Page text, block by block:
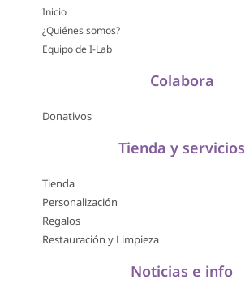
Inicio
¿Quiénes somos?
Equipo de I-Lab
Colabora
Donativos
Tienda y servicios
Tienda
Personalización
Regalos
Restauración y Limpieza
Noticias e info